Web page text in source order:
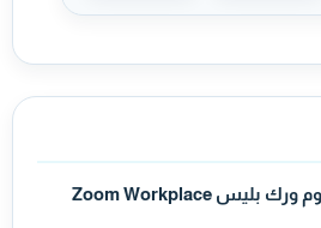
تحميل برنامج زوم ورك بليس Zoom Workplace